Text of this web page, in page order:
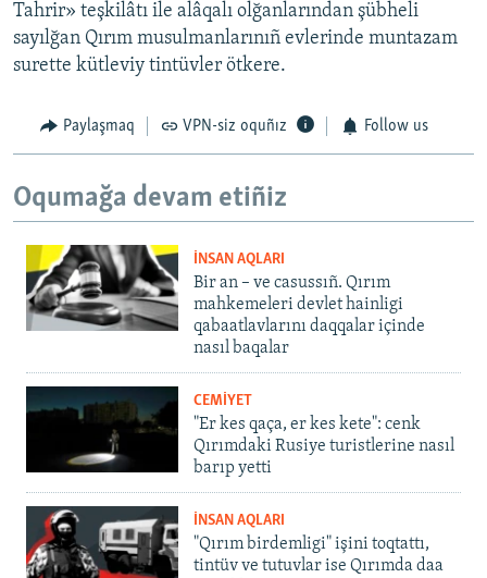
Tahrir» teşkilâtı ile alâqalı olğanlarından şübheli
sayılğan Qırım musulmanlarınıñ evlerinde muntazam
surette kütleviy tintüvler ötkere.
Paylaşmaq VPN-siz oquñız Follow us
Oqumağa devam etiñiz
İNSAN AQLARI
Bir an – ve casussıñ. Qırım
mahkemeleri devlet hainligi
qabaatlavlarını daqqalar içinde
nasıl baqalar
CEMİYET
"Er kes qaça, er kes kete": cenk
Qırımdaki Rusiye turistlerine nasıl
barıp yetti
İNSAN AQLARI
"Qırım birdemligi" işini toqtattı,
tintüv ve tutuvlar ise Qırımda daa